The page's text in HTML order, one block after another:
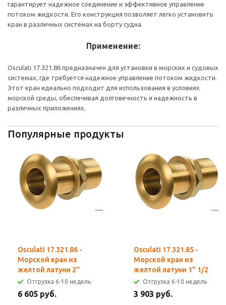
гарантирует надежное соединение и эффективное управление
потоком жидкости. Его конструкция позволяет легко установить
кран в различных системах на борту судна.
Применение:
Osculati 17.321.86 предназначен для установки в морских и судовых
системах, где требуется надежное управление потоком жидкости.
Этот кран идеально подходит для использования в условиях
морской среды, обеспечивая долговечность и надежность в
различных приложениях.
Популярные продукты
Osculati 17.321.86 -
Морской кран из
желтой латуни 2"
Отгрузка 6-10 недель
6 605 руб.
Osculati 17.321.85 -
Морской кран из
желтой латуни 1" 1/2
Отгрузка 6-10 недель
3 903 руб.